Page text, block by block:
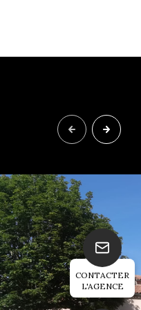
CONTACTER
L'AGENCE